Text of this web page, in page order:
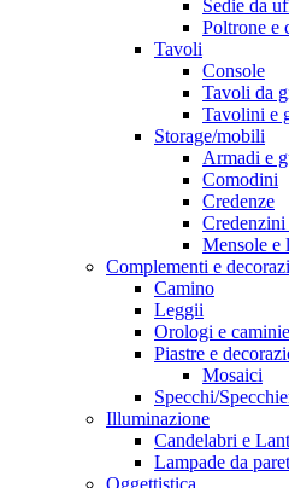
Sedie da
Poltrone e
Tavoli
Console
Tavoli da
Tavolini e
Storage/mobili
Armadi e
Comodini
Credenze
Mensole e
Complementi e
Camino
Leggii
Orologi e
Piastre e
Mosaici
Specchi/
Illuminazione
Candelabri e
Lampade da
Oggettistica